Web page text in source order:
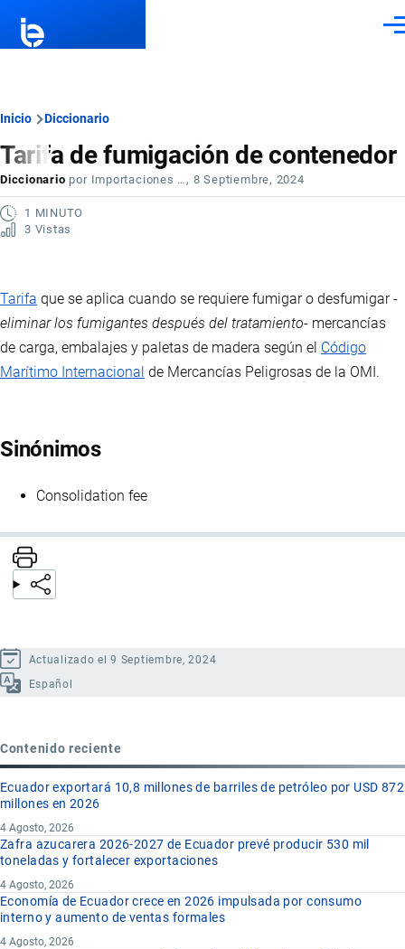
Ruta
de
navegación
Inicio Diccionario
Tarifa de fumigación de contenedor
Diccionario por Importaciones …, 8 Septiembre, 2024
1 MINUTO
3 Vistas
Tarifa que se aplica cuando se requiere fumigar o desfumigar -
eliminar los fumigantes después del tratamiento- mercancías
de carga, embalajes y paletas de madera según el Código
Marítimo Internacional de Mercancías Peligrosas de la OMI.
Sinónimos
Consolidation fee
Actualizado el 9 Septiembre, 2024
Español
Contenido reciente
Ecuador exportará 10,8 millones de barriles de petróleo por USD 872
millones en 2026
4 Agosto, 2026
Zafra azucarera 2026-2027 de Ecuador prevé producir 530 mil
toneladas y fortalecer exportaciones
4 Agosto, 2026
Economía de Ecuador crece en 2026 impulsada por consumo
interno y aumento de ventas formales
4 Agosto, 2026